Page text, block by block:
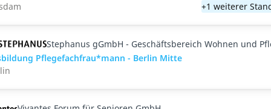
+1 weiterer
Stephanus gGmbH - Geschäftsbereich Wohnen und
Pflegefachfrau*mann - Berlin Mitte